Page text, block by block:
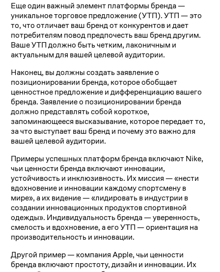
Еще один важный элемент платформы бренда —
уникальное торговое предложение (УТП). УТП — это
то, что отличает ваш бренд от конкурентов и дает
потребителям повод предпочесть ваш бренд другим.
Ваше УТП должно быть четким, лаконичным и
актуальным для вашей целевой аудитории.
Наконец, вы должны создать заявление о
позиционировании бренда, которое обобщает
ценностное предложение и дифференциацию вашего
бренда. Заявление о позиционировании бренда
должно представлять собой короткое,
запоминающееся высказывание, которое передает то,
за что выступает ваш бренд и почему это важно для
вашей целевой аудитории.
Примеры успешных платформ бренда включают Nike,
чьи ценности бренда включают инновации,
устойчивость и инклюзивность. Их миссия — «нести
вдохновение и инновации каждому спортсмену в
мире», а их видение — «лидировать в индустрии в
создании инновационных продуктов спортивной
одежды». Индивидуальность бренда — уверенность,
смелость и вдохновение, а его УТП — ориентация на
производительность и инновации.
Другой пример — компания Apple, чьи ценности
бренда включают простоту, дизайн и инновации. Их